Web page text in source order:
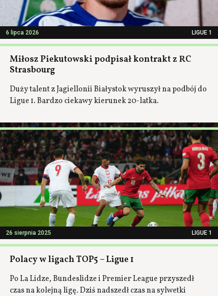
6 lipca 2026 LIGUE 1
Miłosz Piekutowski podpisał kontrakt z RC
Strasbourg
Duży talent z Jagiellonii Białystok wyruszył na podbój do
Ligue 1. Bardzo ciekawy kierunek 20-latka.
26 sierpnia 2025 LIGUE 1
Polacy w ligach TOP5 – Ligue 1
Po La Lidze, Bundeslidze i Premier League przyszedł
czas na kolejną ligę. Dziś nadszedł czas na sylwetki